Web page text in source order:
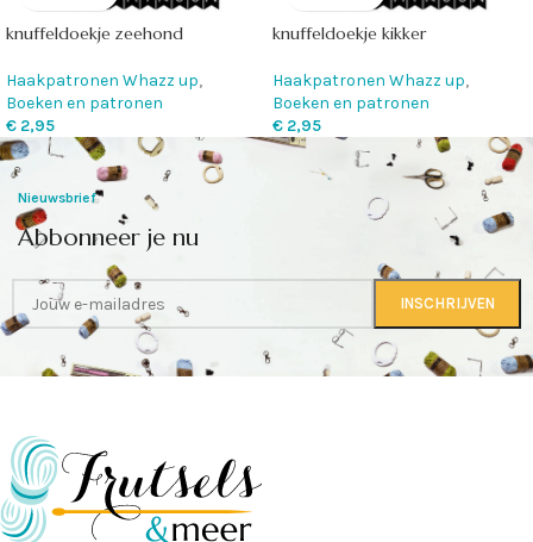
knuffeldoekje zeehond
Haakpatronen Whazz up,
Boeken en patronen
€ 2,95
knuffeldoekje kikker
Haakpatronen Whazz up,
Boeken en patronen
€ 2,95
Nieuwsbrief
Abbonneer je nu